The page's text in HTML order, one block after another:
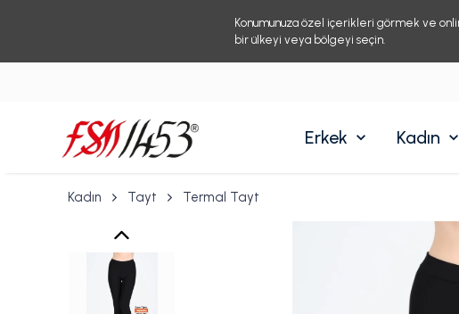
Konumunuza özel içerikleri görmek ve
bir ülkeyi veya bölgeyi seçin.
Erkek Kadın
Kadın Tayt Termal Tayt